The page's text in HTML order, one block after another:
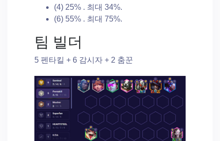
(4) 25% . 최대 34%.
(6) 55% . 최대 75%.
팀 빌더
5 펜타킬 + 6 감시자 + 2 춤꾼